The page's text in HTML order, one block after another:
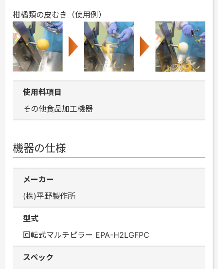
柑橘類の皮むき（使用例）
使用料項目
その他食品加工機器
機器の仕様
メーカー
(株)平野製作所
型式
回転式マルチピラー EPA-H2LGFPC
スペック